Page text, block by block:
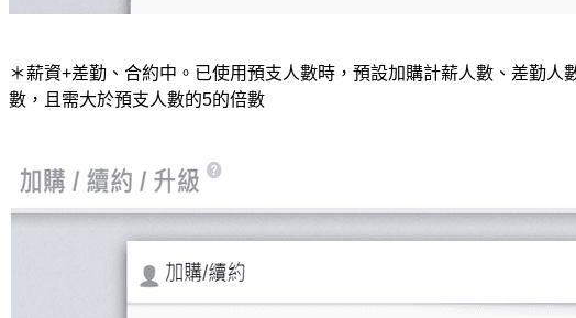
＊薪資+差勤、合約中。已使用預支人數時，預設加購計薪人數、差勤人
數，且需大於預支人數的5的倍數